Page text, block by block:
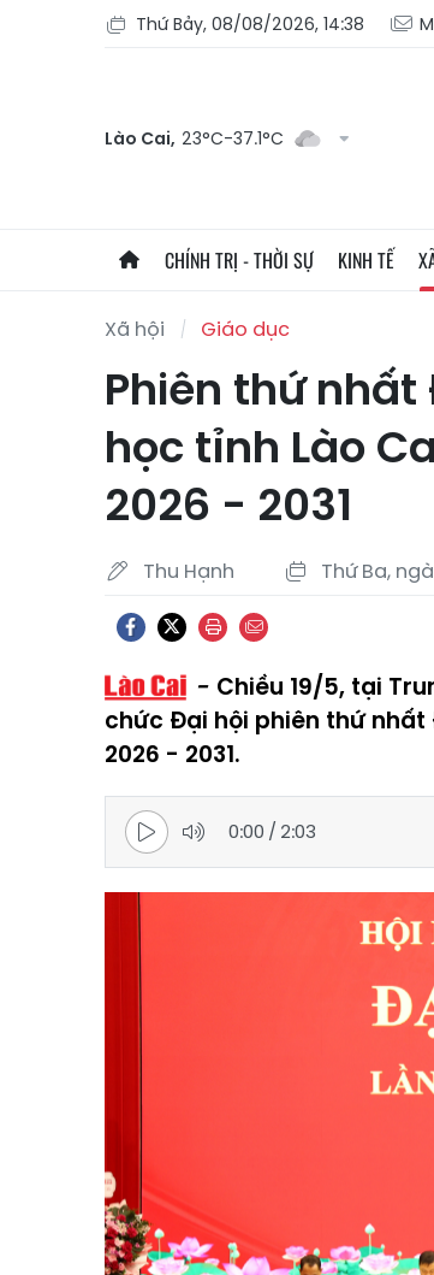
Thứ Bảy, 08/08/2026, 14:38
Lào Cai, 23°C-37.1°C
CHÍNH TRỊ - THỜI SỰ KINH TẾ
Xã hội Giáo dục
Phiên thứ nhất
học tỉnh Lào
2026 - 2031
Thu Hạnh Thứ Ba,
Chiều 19/5, tại
chức Đại hội phiên thứ nhất
2026 - 2031.
0:00 / 2:03